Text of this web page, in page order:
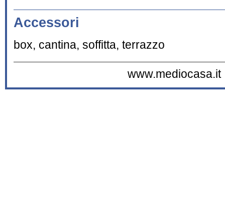
Accessori
box, cantina, soffitta, terrazzo
www.mediocasa.it